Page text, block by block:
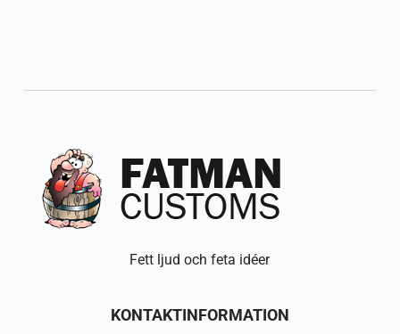
Fett ljud och feta idéer
KONTAKTINFORMATION